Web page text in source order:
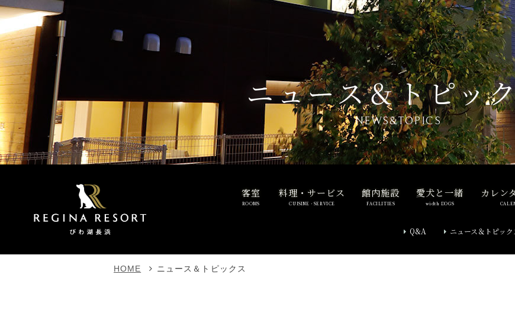
ニュース＆トピッ
NEWS&TOPICS
客室
ROOMS
料理・サービス
CUISINE・SERVICE
館内施設
FACILITIES
愛犬と一緒
width DOGS
カレン
Q&A ニュース＆トピック
HOME ニュース＆トピックス